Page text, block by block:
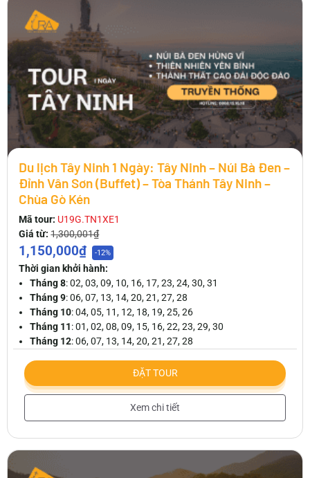
Du lịch Tây Ninh 1 Ngày: Tây Ninh – Núi Bà Đen –
Đỉnh Vân Sơn (Buffet) – Tòa Thánh Tây Ninh –
Chùa Gò Kén
Mã tour: U19G.TN1XE1
Giá từ:1,300,001₫
1,150,000₫ -12%
Thời gian khởi hành:
Tháng 8: 02, 03, 09, 10, 16, 17, 23, 24, 30, 31
Tháng 9: 06, 07, 13, 14, 20, 21, 27, 28
Tháng 10: 04, 05, 11, 12, 18, 19, 25, 26
Tháng 11: 01, 02, 08, 09, 15, 16, 22, 23, 29, 30
Tháng 12: 06, 07, 13, 14, 20, 21, 27, 28
ĐẶT TOUR
Xem chi tiết